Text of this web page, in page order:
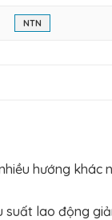
NTN
hướng khác
suất lao động